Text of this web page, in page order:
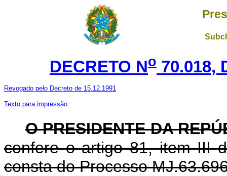
DECRETO No 70.018,
Revogado pelo Decreto de 15.12.1991
Texto para impressão
O PRESIDENTE DA
confere o artigo 81, item III
consta do Processo